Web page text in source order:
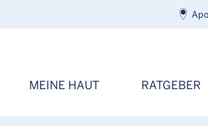
MEINE HAUT RATGEBER